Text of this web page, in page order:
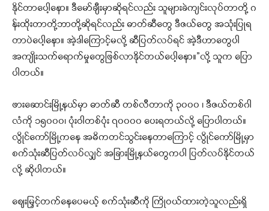
နိုင်တာပေါ့နော။ ဒီမော်ချီးမှာဆိုရင်လည်း သူများခဲကျင်းလုပ်တာတို့ ဂ
န်းထိုးတာတို့ဘာတို့ဆိုရင်လည်း ဓာတ်ဆီတွေ ဒီဇယ်တွေ အသုံးပြုရ
တာပဲပေါ့နော။ အဲ့ဒါကြောင့်မလို့ ဆီပြတ်လပ်ရင် အဲ့ဒီဟာတွေပါ
အကျိုးသက်ရောက်မှုတွေဖြစ်လာနိုင်တယ်ပေါ့နော။”လို့ သူက ပြော
ပါတယ်။
ဖားဆောင်းမြို့နယ်မှာ ဓာတ်ဆီ တစ်လီတာကို ၃၀၀၀ ၊ ဒီဇယ်တစ်ဂါ
လံကို ၁၅၀၀၀၊ ပုံးဝါတစ်ပုံး ၇၀၀၀၀ ပေးရတယ်လို့ ပြောပါတယ်။
လွိုင်ကော်မြို့ကနေ အဓိကတင်သွင်းနေတာကြောင့် လွိုင်ကော်မြို့မှာ
စက်သုံးဆီပြတ်လပ်လျှင် အခြားမြို့နယ်တွေကပါ ပြတ်လပ်နိုင်တယ်
လို့ ဆိုပါတယ်။
ဈေးမြှင့်တက်နေပေမယ့် စက်သုံးဆီကို ကြိုဝယ်ထားတဲ့သူလည်းရှိ